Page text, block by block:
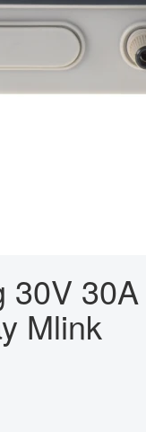
30V 30A
Mlink